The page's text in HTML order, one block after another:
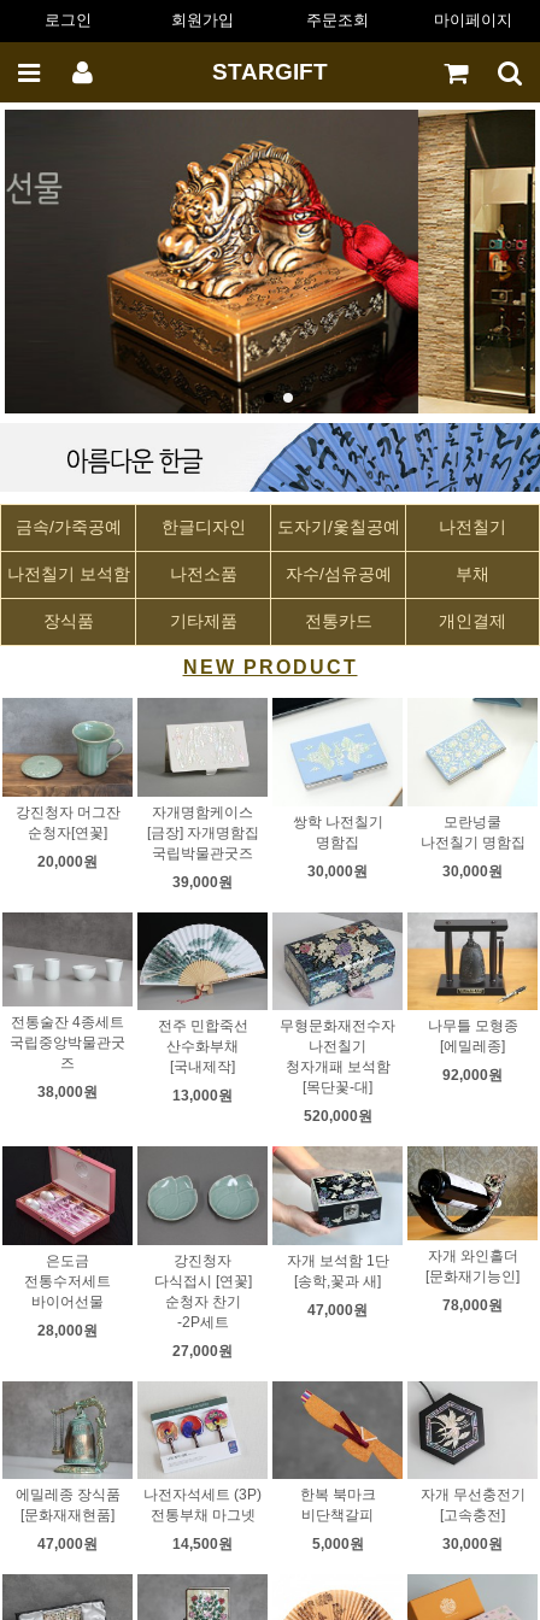
로그인 회원가입 주문조회 마이페이지
STARGIFT
금속/가죽공예 한글디자인 도자기/옻칠공예 나전칠기
나전칠기 보석함 나전소품 자수/섬유공예 부채
장식품 기타제품 전통카드 개인결제
NEW PRODUCT
강진청자 머그잔
순청자[연꽃]
20,000원
자개명함케이스
[금장] 자개명함집
국립박물관굿즈
39,000원
쌍학 나전칠기
명함집
30,000원
모란넝쿨
나전칠기 명함집
30,000원
전통술잔 4종세트
국립중앙박물관굿
즈
38,000원
전주 민합죽선
산수화부채
[국내제작]
13,000원
무형문화재전수자
나전칠기
청자개패 보석함
[목단꽃-대]
520,000원
나무틀 모형종
[에밀레종]
92,000원
은도금
전통수저세트
바이어선물
28,000원
강진청자
다식접시 [연꽃]
순청자 찬기
-2P세트
27,000원
자개 보석함 1단
[송학,꽃과 새]
47,000원
자개 와인홀더
[문화재기능인]
78,000원
에밀레종 장식품
[문화재재현품]
47,000원
나전자석세트 (3P)
전통부채 마그넷
14,500원
한복 북마크
비단책갈피
5,000원
자개 무선충전기
[고속충전]
30,000원